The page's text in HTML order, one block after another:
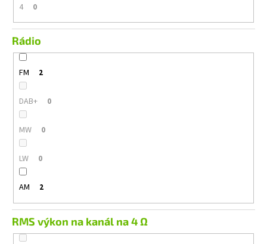
4 0
Rádio
FM 2
DAB+ 0
MW 0
LW 0
AM 2
RMS výkon na kanál na 4 Ω